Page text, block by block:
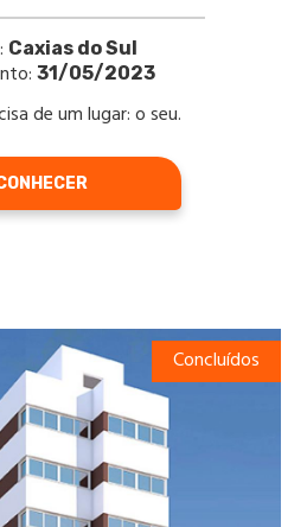
Caxias do Sul
31/05/2023
de um lugar: o seu.
Concluídos